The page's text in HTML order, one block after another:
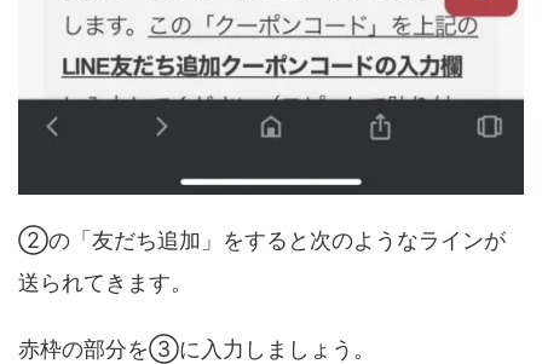
②の「友だち追加」をすると次のようなラインが
送られてきます。
赤枠の部分を③に入力しましょう。